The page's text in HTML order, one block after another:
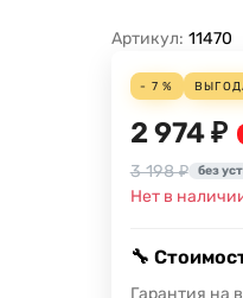
Артикул: 11470
- 7 %
2 974 ₽
3 198 ₽ без
Нет в
🔧
Гарантия на